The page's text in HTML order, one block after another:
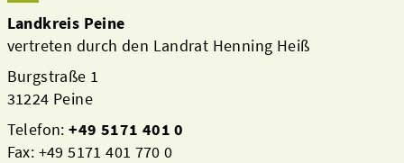
Landkreis Peine
vertreten durch den Landrat Henning Heiß
Burgstraße 1
31224 Peine
Telefon:+49 5171 401 0
Fax: +49 5171 401 770 0